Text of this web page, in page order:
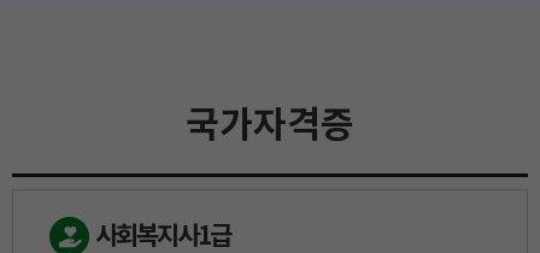
국가자격증
사회복지사1급